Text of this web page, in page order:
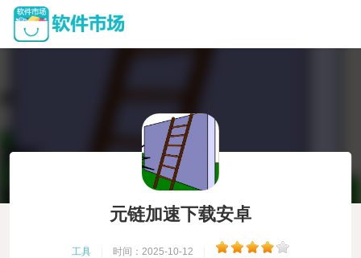
元链加速下载安卓
工具 时间：2025-10-12